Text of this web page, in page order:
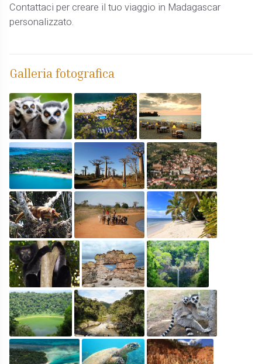
Contattaci per creare il tuo viaggio in Madagascar
personalizzato.
Galleria fotografica